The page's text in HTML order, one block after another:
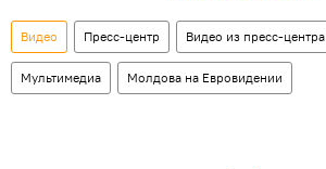
Видео Пресс-центр Видео из пресс-центра
Мультимедиа Молдова на Евровидении